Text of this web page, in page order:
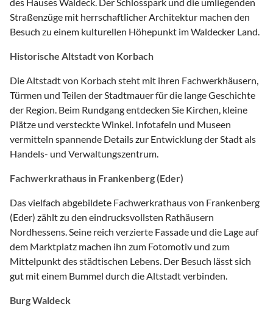
Straßenzüge mit herrschaftlicher Architektur machen den
Besuch zu einem kulturellen Höhepunkt im Waldecker Land.
Historische Altstadt von Korbach
Die Altstadt von Korbach steht mit ihren Fachwerkhäusern,
Türmen und Teilen der Stadtmauer für die lange Geschichte
der Region. Beim Rundgang entdecken Sie Kirchen, kleine
Plätze und versteckte Winkel. Infotafeln und Museen
vermitteln spannende Details zur Entwicklung der Stadt als
Handels- und Verwaltungszentrum.
Fachwerkrathaus in Frankenberg (Eder)
Das vielfach abgebildete Fachwerkrathaus von Frankenberg
(Eder) zählt zu den eindrucksvollsten Rathäusern
Nordhessens. Seine reich verzierte Fassade und die Lage auf
dem Marktplatz machen ihn zum Fotomotiv und zum
Mittelpunkt des städtischen Lebens. Der Besuch lässt sich
gut mit einem Bummel durch die Altstadt verbinden.
Burg Waldeck